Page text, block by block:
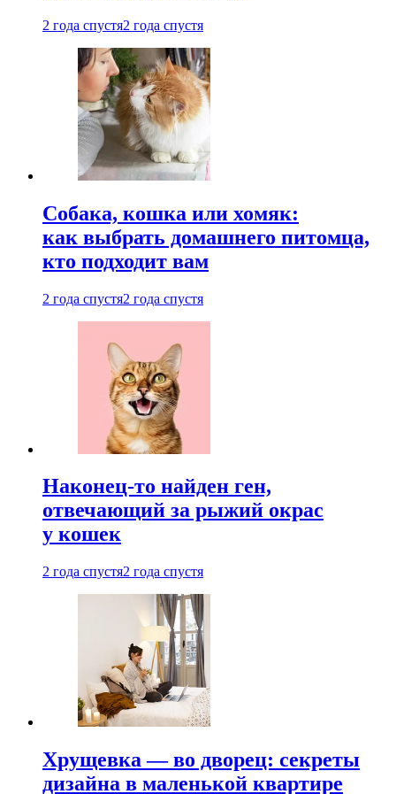
2 года спустя2 года спустя
Собака, кошка или хомяк:
как выбрать домашнего питомца,
кто подходит вам
2 года спустя2 года спустя
Наконец-то найден ген,
отвечающий за рыжий окрас
у кошек
2 года спустя2 года спустя
Хрущевка — во дворец: секреты
дизайна в маленькой квартире